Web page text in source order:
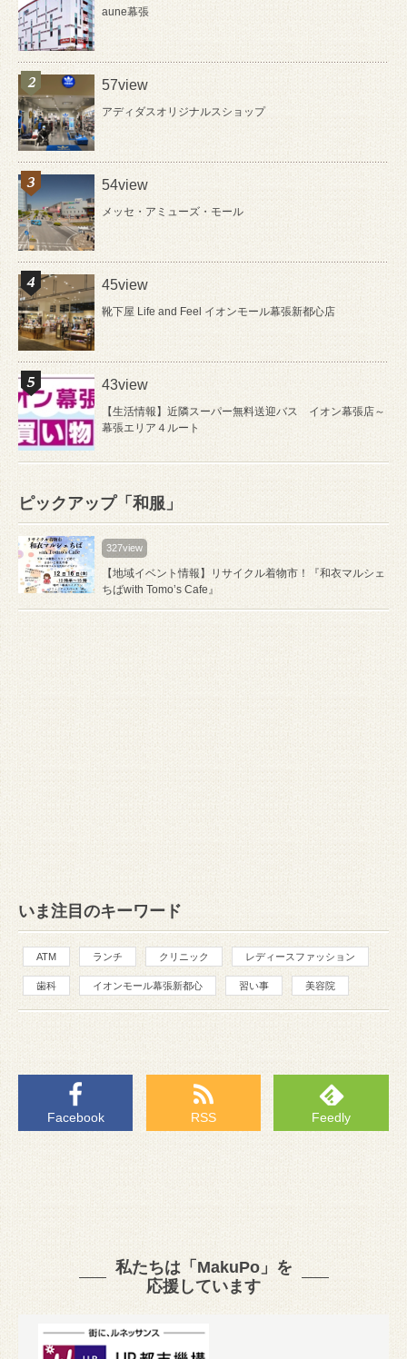
aune幕張
57view
アディダスオリジナルスショップ
54view
メッセ・アミューズ・モール
45view
靴下屋 Life and Feel イオンモール幕張新都心店
43view
【生活情報】近隣スーパー無料送迎バス イオン幕張店～
幕張エリア４ルート
ピックアップ「和服」
327view
【地域イベント情報】リサイクル着物市！『和衣マルシェ
ちばwith Tomo’s Cafe』
いま注目のキーワード
ATM ランチ クリニック レディースファッション
歯科 イオンモール幕張新都心 習い事 美容院
Facebook RSS Feedly
私たちは「MakuPo」を
応援しています